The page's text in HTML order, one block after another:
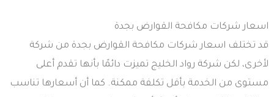
اسعار شركات مكافحة القوارض بجدة
قد تختلف اسعار شركات مكافحة القوارض بجدة من شركة
لأخرى، لكن شركة رواد الخليج تميزت دائمًا بأنها تقدم أعلى
مستوى من الخدمة بأقل تكلفة ممكنة. كما أن أسعارها تناسب